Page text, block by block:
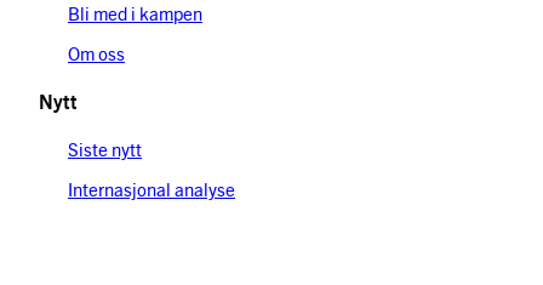
Bli med i kampen
Om oss
Nytt
Siste nytt
Internasjonal analyse